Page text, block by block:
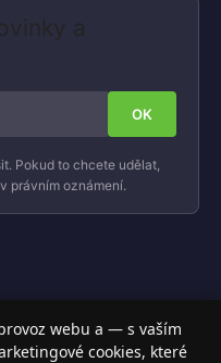
a
Pokud to chcete udělat,
právním oznámení.
příslušenstvím a
s jistotou.
webu a — s vaším
cookies, které